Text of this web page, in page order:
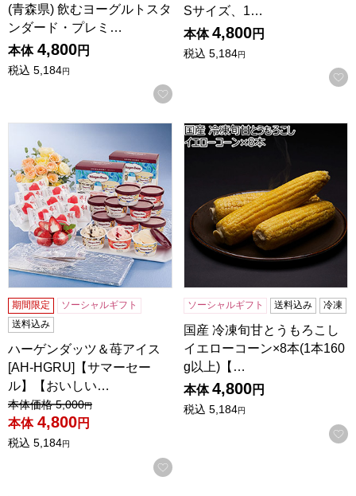
(青森県) 飲むヨーグルトスタ
ンダード・プレミ…
本体 4,800円
税込 5,184円
お気に入りに登録する
Sサイズ、1…
本体 4,800円
税込 5,184円
ハーゲンダッツ＆苺アイス [AH-HGRU]【サマーセール】【
期間限定
ソーシャルギフト
送料込み
ハーゲンダッツ＆苺アイス
[AH-HGRU]【サマーセー
ル】【おいしい…
値引き前の価格：
本体価格 5,000円
本体 4,800円
税込 5,184円
お気に入りに登録する
国産 冷凍旬甘とうもろこし
ソーシャルギフト 送料込み 冷凍
国産 冷凍旬甘とうもろこし
イエローコーン×8本(1本160
g以上)【…
本体 4,800円
税込 5,184円